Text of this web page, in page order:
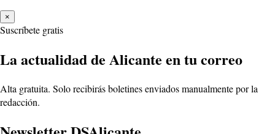
×
Suscríbete gratis
La actualidad de Alicante en tu correo
Alta gratuita. Solo recibirás boletines enviados manualmente por la
redacción.